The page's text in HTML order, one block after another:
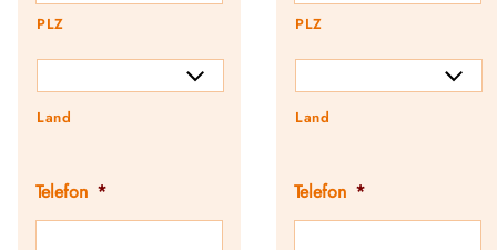
PLZ
Land
Telefon *
PLZ
Land
Telefon *